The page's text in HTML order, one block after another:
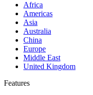
Africa
Americas
Asia
Australia
China
Europe
Middle East
United Kingdom
Features